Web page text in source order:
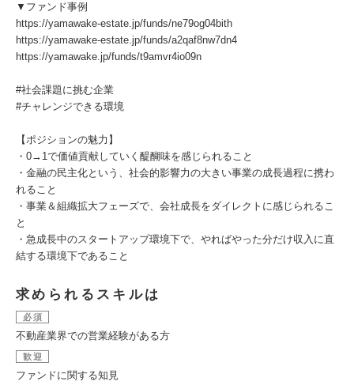
▼ファンド事例
https://yamawake-estate.jp/funds/ne79og04bith
https://yamawake-estate.jp/funds/a2qaf8nw7dn4
https://yamawake.jp/funds/t9amvr4io09n
#社会課題に挑む企業
#チャレンジできる環境
【ポジションの魅力】
・0→1で価値貢献していく醍醐味を感じられること
・金融の民主化という、社会的影響力の大きい事業の成長過程に携わ
れること
・事業＆組織拡大フェーズで、会社成長をダイレクトに感じられるこ
と
・急成長中のスタートアップ環境下で、やればやった分だけ収入に直
結する環境下であること
求められるスキルは
必須
不動産業界での営業経験がある方
歓迎
ファンドに関する知見